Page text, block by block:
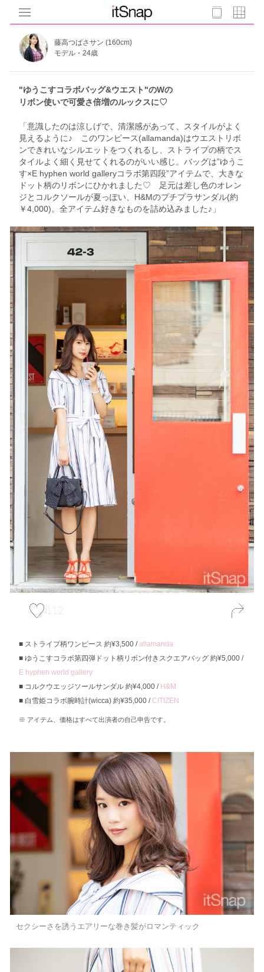
藤高つばさサン (160cm)
モデル・24歳
"ゆうこすコラボバッグ&ウエスト"のWの
リボン使いで可愛さ倍増のルックスに♡
「意識したのは涼しげで、清潔感があって、スタイルがよく
見えるように♪ このワンピース(allamanda)はウエストリボ
ンできれいなシルエットをつくれるし、ストライプの柄でス
タイルよく細く見せてくれるのがいい感じ。バッグは”ゆうこ
す×E hyphen world galleryコラボ第四段”アイテムで、大きな
ドット柄のリボンにひかれました♡ 足元は差し色のオレン
ジとコルクソールが夏っぽい、H&Mのプチプラサンダル(約
￥4,000)。全アイテム好きなものを詰め込みました♪」
112
ストライプ柄ワンピース 約¥3,500 /allamanda
ゆうこすコラボ第四弾ドット柄リボン付きスクエアバッグ 約¥5,000 /
E hyphen world gallery
コルクウエッジソールサンダル 約¥4,000 / H&M
白雪姫コラボ腕時計(wicca) 約¥35,000 /CITIZEN
アイテム、価格はすべて出演者の自己申告です。
セクシーさを誘うエアリーな巻き髪がロマンティック